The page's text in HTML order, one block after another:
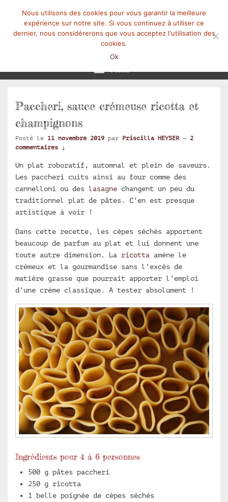
Paccheri, sauce crémeuse ricotta et
champignons
Posté le 11 novembre 2019 par Priscilla HEYSER — 2
commentaires ↓
Un plat roboratif, automnal et plein de saveurs.
Les paccheri cuits ainsi au four comme des
cannelloni ou des lasagne changent un peu du
traditionnel plat de pâtes. C’en est presque
artistique à voir !
Dans cette recette, les cèpes séchés apportent
beaucoup de parfum au plat et lui donnent une
toute autre dimension. La ricotta amène le
crémeux et la gourmandise sans l’excès de
matière grasse que pourrait apporter l’emploi
d’une crème classique. A tester absolument !
Ingrédients pour 4 à 6 personnes
500 g pâtes paccheri
250 g ricotta
1 belle poignée de cèpes séchés
Nous utilisons des cookies pour vous garantir la meilleure
expérience sur notre site. Si vous continuez à utiliser ce
dernier, nous considérerons que vous acceptez l'utilisation des
cookies.
Ok